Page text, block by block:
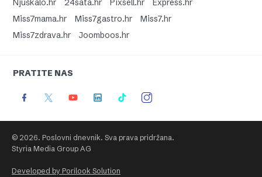
Njuškalo.hr
24sata.hr Pixsell.hr
Express.hr
Miss7mama.hr
Miss7gastro.hr
Miss7.hr
Miss7zdrava.hr
Joomboos.hr
PRATITE NAS
© 2026. Poslovni dnevnik. Sva prava pridržana.
Styria Media Group AG
Developed by Porilook Solution